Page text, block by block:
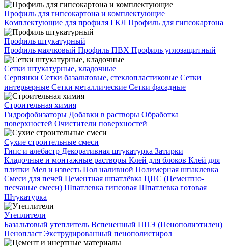
Профиль для гипсокартона и комплектующие
Комплектующие для профиля ГКЛ Профиль для гипсокартона
Профиль штукатурный
Профиль маячковый Профиль ПВХ Профиль углозащитный
Сетки штукатурные, кладочные
Серпянки Сетки базальтовые, стеклопластиковые Сетки
интерьерные Сетки металлические Сетки фасадные
Строительная химия
Гидрофобизаторы Добавки в растворы Обработка
поверхностей Очистители поверхностей
Сухие строительные смеси
Гипс и алебастр Декоративная штукатурка Затирки
Кладочные и монтажные растворы Клей для блоков Клей для
плитки Мел и известь Пол наливной Полимерная шпаклевка
Смеси для печей Цементная шпатлёвка ЦПС (Цементно-
песчаные смеси) Шпатлевка гипсовая Шпатлевка готовая
Штукатурка
Утеплители
Базальтовый утеплитель Вспененный ППЭ (Пенополиэтилен)
Пенопласт Экструдированный пенополистирол